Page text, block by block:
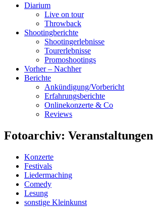
Diarium
Live on tour
Throwback
Shootingberichte
Shootingerlebnisse
Tourerlebnisse
Promoshootings
Vorher – Nachher
Berichte
Ankündigung/Vorbericht
Erfahrungsberichte
Onlinekonzerte & Co
Reviews
Fotoarchiv: Veranstaltungen
Konzerte
Festivals
Liedermaching
Comedy
Lesung
sonstige Kleinkunst